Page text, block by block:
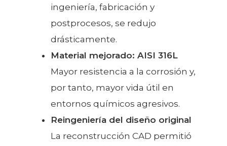
ingeniería, fabricación y
postprocesos, se redujo
drásticamente.
Material mejorado: AISI 316L
Mayor resistencia a la corrosión y,
por tanto, mayor vida útil en
entornos químicos agresivos.
Reingeniería del diseño original
La reconstrucción CAD permitió